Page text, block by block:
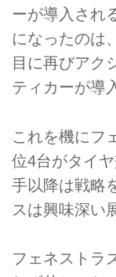
ーが導入され
になったのは
目に再びアク
ティカーが導
これを機にフ
位4台がタイ
手以降は戦略
スは興味深い
フェネストラ